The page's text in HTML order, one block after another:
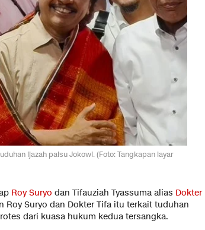
ijazah palsu Jokowi. (Foto: Tangkapan layar
Roy Suryo dan Tifauziah Tyassuma alias Dokter
Roy Suryo dan Dokter Tifa itu terkait tuduhan
dari kuasa hukum kedua tersangka.